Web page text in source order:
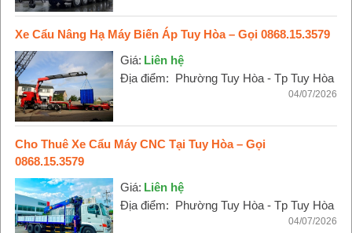
Xe Cẩu Nâng Hạ Máy Biến Áp Tuy Hòa – Gọi 0868.15.3579
Giá: Liên hệ
Địa điểm: Phường Tuy Hòa - Tp Tuy Hòa
04/07/2026
Cho Thuê Xe Cẩu Máy CNC Tại Tuy Hòa – Gọi
0868.15.3579
Giá: Liên hệ
Địa điểm: Phường Tuy Hòa - Tp Tuy Hòa
04/07/2026